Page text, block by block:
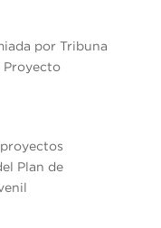
por Tribuna
Proyecto
Plan de